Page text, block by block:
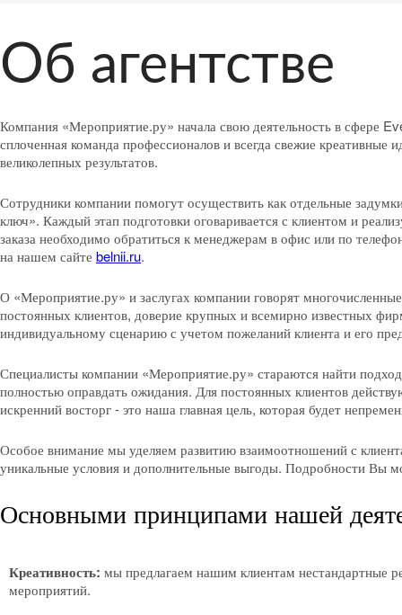
Об агентстве
Компания «Мероприятие.ру» начала свою деятельность в сфере
сплоченная команда профессионалов и всегда свежие креативные
великолепных результатов.
Сотрудники компании помогут осуществить как отдельные
ключ». Каждый этап подготовки оговаривается с клиентом и
заказа необходимо обратиться к менеджерам в офис или по
на нашем сайте belnii.ru.
О «Мероприятие.ру» и заслугах компании говорят
постоянных клиентов, доверие крупных и всемирно известных
индивидуальному сценарию с учетом пожеланий клиента и его
Специалисты компании «Мероприятие.ру» стараются найти
полностью оправдать ожидания. Для постоянных клиентов
искренний восторг - это наша главная цель, которая будет
Особое внимание мы уделяем развитию взаимоотношений с
уникальные условия и дополнительные выгоды. Подробности Вы
Основными принципами нашей
Креативность: мы предлагаем нашим клиентам нестандартные
мероприятий.